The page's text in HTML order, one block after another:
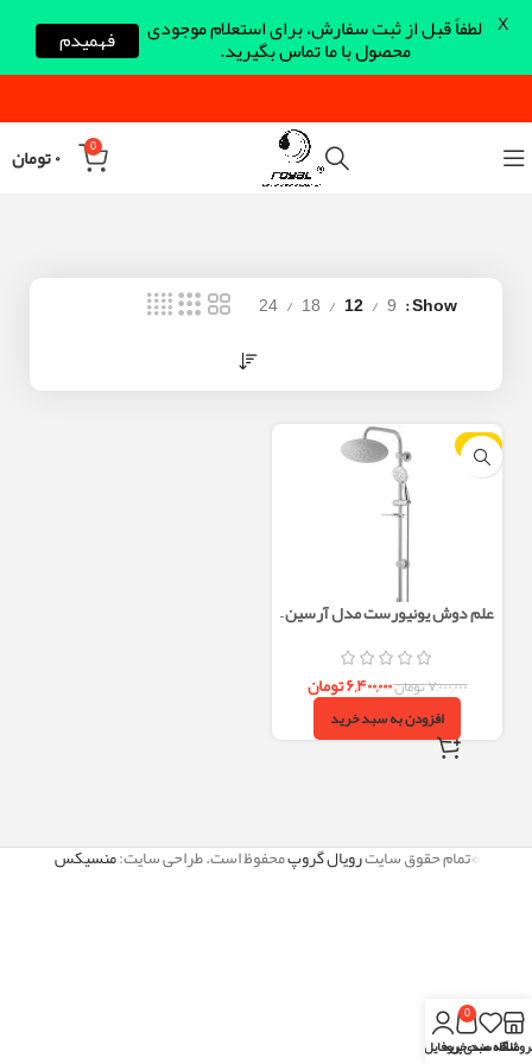
0 ۰تومان
Show
9
12
18
24
-9%
علم دوش یونیورست مدل آرسین –
۷,۰۰۰,۰۰۰تومان۶,۴۰۰,۰۰۰تومان
افزودن به سبد خرید
©تمام حقوق سایترویال گروپمحفوظ است. طراحی سایت:منسیکس
لطفاً قبل از ثبت سفارش، برای استعلام موجودی
محصول با ما تماس بگیرید. فهمیدم X
علاقه مندی
0
سبد خریدپروفایل